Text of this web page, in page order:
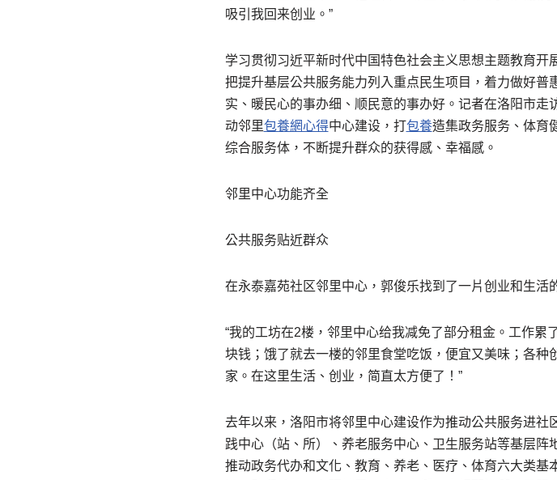
吸引我回来创业。”
学习贯彻习近平新时代中国特色社会主义思想主题教育开
把提升基层公共服务能力列入重点民生项目，着力做好
实、暖民心的事办细、顺民意的事办好。记者在洛阳市
动邻里包養網心得中心建设，打包養造集政务服务、体育
综合服务体，不断提升群众的获得感、幸福感。
邻里中心功能齐全
公共服务贴近群众
在永泰嘉苑社区邻里中心，郭俊乐找到了一片创业和生活
“我的工坊在2楼，邻里中心给我减免了部分租金。工作
块钱；饿了就去一楼的邻里食堂吃饭，便宜又美味；各
家。在这里生活、创业，简直太方便了！”
去年以来，洛阳市将邻里中心建设作为推动公共服务进
践中心（站、所）、养老服务中心、卫生服务站等基层阵
推动政务代办和文化、教育、养老、医疗、体育六大类